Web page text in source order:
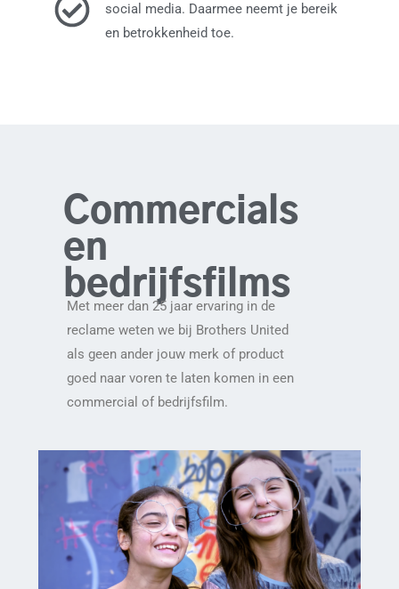
social media. Daarmee neemt je bereik
en betrokkenheid toe.
Commercials
en
bedrijfsfilms
Met meer dan 25 jaar ervaring in de
reclame weten we bij Brothers United
als geen ander jouw merk of product
goed naar voren te laten komen in een
commercial of bedrijfsfilm.